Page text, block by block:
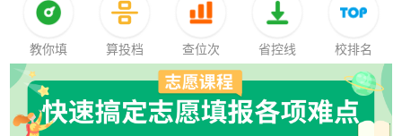
教你填 算投档 查位次 省控线 校排名